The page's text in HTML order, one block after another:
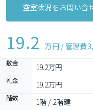
空室状況をお問い合
19.2 万円 / 管理費
敷金 19.2万円
礼金 19.2万円
階数 1階 / 2階建